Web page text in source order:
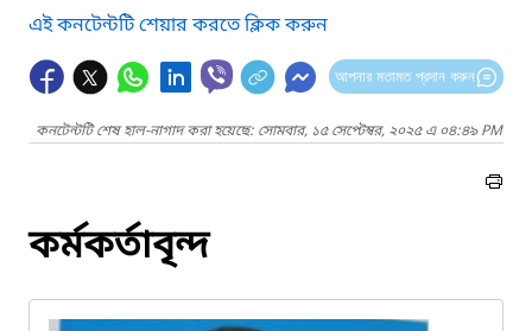
এই কনটেন্টটি শেয়ার করতে ক্লিক করুন
আপনার মতামত প্রদান করুন
কনটেন্টটি শেষ হাল-নাগাদ করা হয়েছে: সোমবার, ১৫ সেপ্টেম্বর, ২০২৫ এ ০৪:৪৯ PM
কর্মকর্তাবৃন্দ